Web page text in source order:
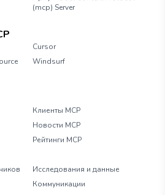
(mcp) Server
Cursor
Windsurf
Клиенты MCP
Новости MCP
Рейтинги MCP
Исследования и данные
Коммуникации